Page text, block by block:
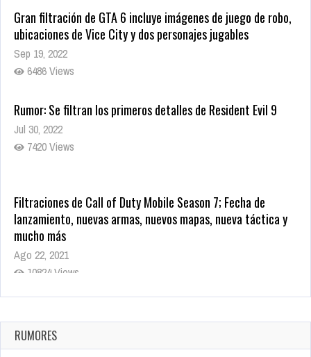
Gran filtración de GTA 6 incluye imágenes de juego de robo,
ubicaciones de Vice City y dos personajes jugables
Sep 19, 2022
6486 Views
Rumor: Se filtran los primeros detalles de Resident Evil 9
Jul 30, 2022
7420 Views
Filtraciones de Call of Duty Mobile Season 7; Fecha de
lanzamiento, nuevas armas, nuevos mapas, nueva táctica y
mucho más
Ago 22, 2021
10824 Views
La configuración de Call of Duty 2021 aparentemente ya fue
Ago 8, 2021
10008 Views
RUMORES